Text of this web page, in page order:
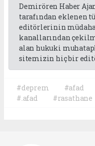
Demirören Haber
tarafından eklenen
editörlerinin
kanallarından
alan hukuki
sitemizin hiç bir
#deprem #afad
#.afad
#rasathane